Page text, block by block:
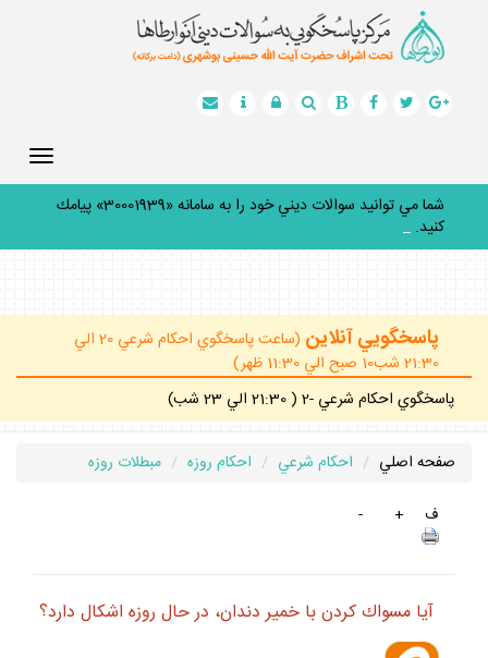
شما مي توانيد سوالات ديني خود را به سامانه «30001939» پيامك
كنيد. _
پاسخگويي آنلاين
(ساعت پاسخگوي احكام شرعي 20 الي
21:30 شب10 صبح الي 11:30 ظهر)
پاسخگوي احكام شرعي -2 ( 21:30 الي 23 شب)
صفحه اصلي احكام شرعي احكام روزه
مبطلات روزه
ف
+
-
آيا مسواك كردن با خمير دندان، در حال روزه اشكال دارد؟